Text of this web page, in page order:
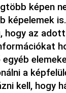
képen
képelemek
hogy az
egyéb
a
kell, hogy